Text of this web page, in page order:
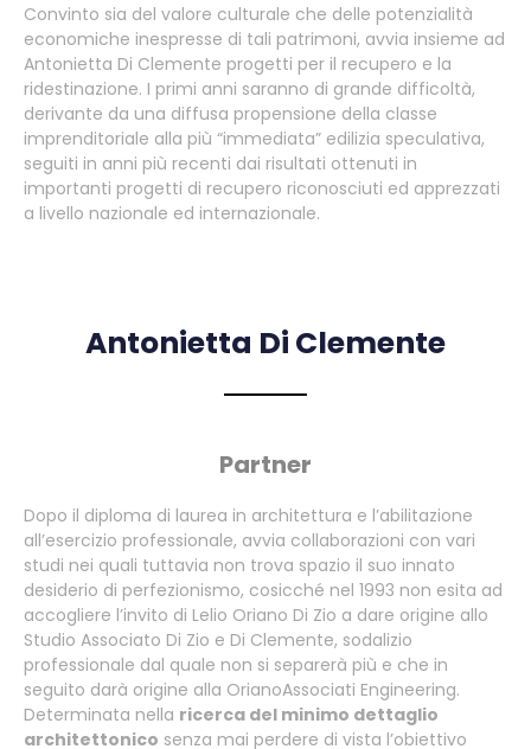
Convinto sia del valore culturale che delle potenzialità
economiche inespresse di tali patrimoni, avvia insieme ad
Antonietta Di Clemente progetti per il recupero e la
ridestinazione. I primi anni saranno di grande difficoltà,
derivante da una diffusa propensione della classe
imprenditoriale alla più “immediata” edilizia speculativa,
seguiti in anni più recenti dai risultati ottenuti in
importanti progetti di recupero riconosciuti ed apprezzati
a livello nazionale ed internazionale.
Antonietta Di Clemente
Partner
Dopo il diploma di laurea in architettura e l’abilitazione
all’esercizio professionale, avvia collaborazioni con vari
studi nei quali tuttavia non trova spazio il suo innato
desiderio di perfezionismo, cosicché nel 1993 non esita ad
accogliere l’invito di Lelio Oriano Di Zio a dare origine allo
Studio Associato Di Zio e Di Clemente, sodalizio
professionale dal quale non si separerà più e che in
seguito darà origine alla OrianoAssociati Engineering.
Determinata nella ricerca del minimo dettaglio
architettonico senza mai perdere di vista l’obiettivo